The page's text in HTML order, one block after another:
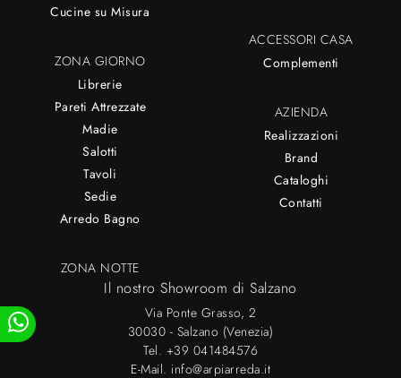
Cucine su Misura
ZONA GIORNO
Librerie
Pareti Attrezzate
Madie
Salotti
Tavoli
Sedie
Arredo Bagno
ZONA NOTTE
ACCESSORI CASA
Complementi
AZIENDA
Realizzazioni
Brand
Cataloghi
Contatti
Il nostro Showroom di Salzano
Via Ponte Grasso, 2
30030 - Salzano (Venezia)
Tel. +39 041484576
E-Mail. info@arpiarreda.it